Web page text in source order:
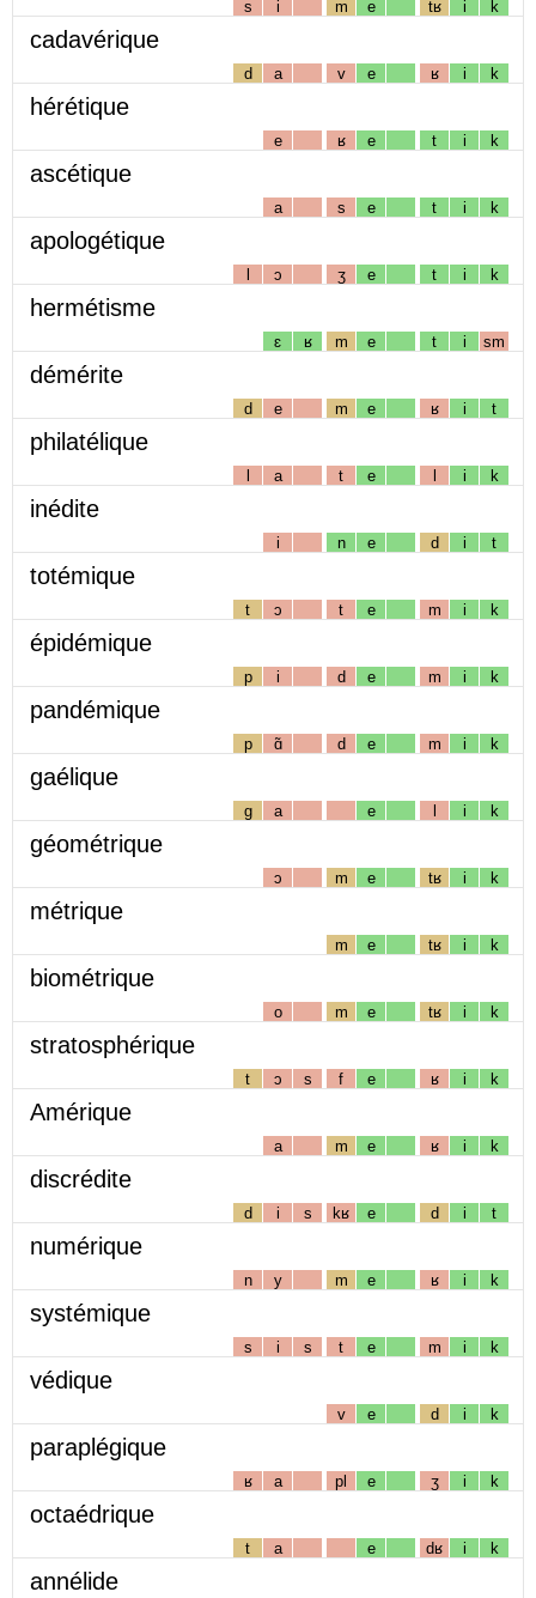
s i m e tʁ i k
cadavérique
d a v e ʁ i k
hérétique
e ʁ e t i k
ascétique
a s e t i k
apologétique
l ɔ ʒ e t i k
hermétisme
ɛ ʁ m e t i sm
démérite
d e m e ʁ i t
philatélique
l a t e l i k
inédite
i n e d i t
totémique
t ɔ t e m i k
épidémique
p i d e m i k
pandémique
p ɑ̃ d e m i k
gaélique
g a e l i k
géométrique
ɔ m e tʁ i k
métrique
m e tʁ i k
biométrique
o m e tʁ i k
stratosphérique
t ɔ s f e ʁ i k
Amérique
a m e ʁ i k
discrédite
d i s kʁ e d i t
numérique
n y m e ʁ i k
systémique
s i s t e m i k
védique
v e d i k
paraplégique
ʁ a pl e ʒ i k
octaédrique
t a e dʁ i k
annélide